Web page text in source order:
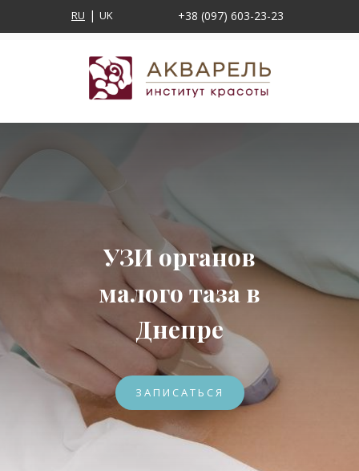
RU UK +38 (097) 603-23-23
УЗИ органов
малого таза в
Днепре
ЗАПИСАТЬСЯ